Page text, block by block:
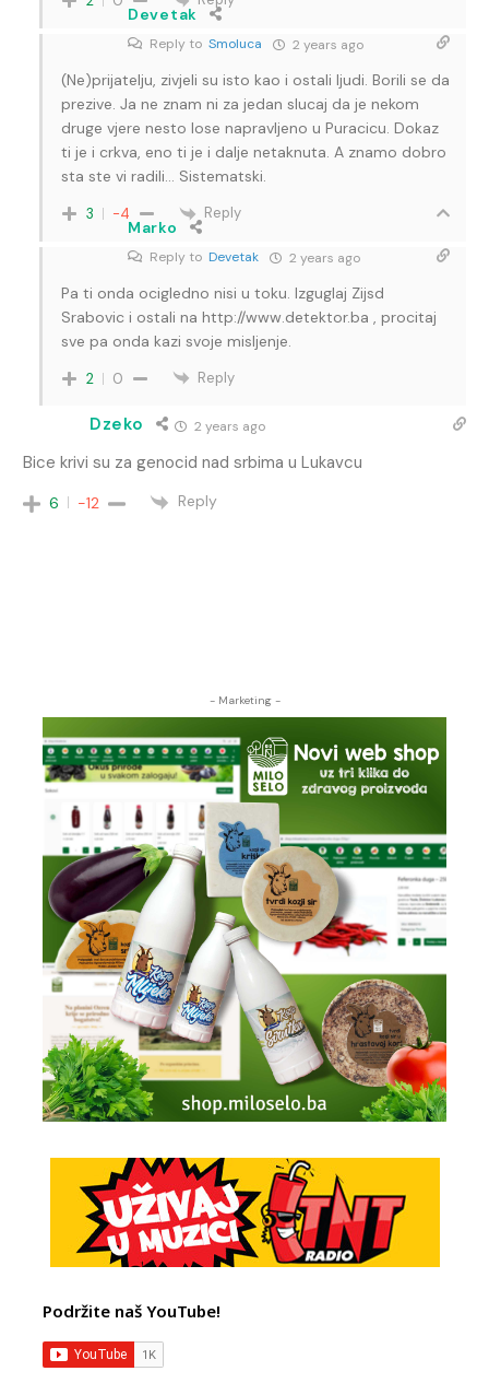
Devetak
Reply to Smoluca 2 years ago
(Ne)prijatelju, zivjeli su isto kao i ostali ljudi. Borili se da
prezive. Ja ne znam ni za jedan slucaj da je nekom
druge vjere nesto lose napravljeno u Puracicu. Dokaz
ti je i crkva, eno ti je i dalje netaknuta. A znamo dobro
sta ste vi radili… Sistematski.
3 -4 Reply
Marko
Reply to Devetak 2 years ago
Pa ti onda ocigledno nisi u toku. Izguglaj Zijsd
Srabovic i ostali na http://www.detektor.ba , procitaj
sve pa onda kazi svoje misljenje.
2 0 Reply
Dzeko 2 years ago
Bice krivi su za genocid nad srbima u Lukavcu
6 -12 Reply
- Marketing -
Podržite naš YouTube!